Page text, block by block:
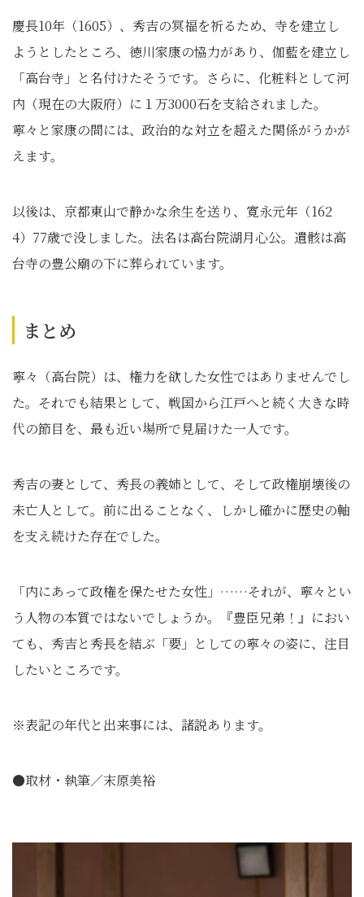
慶長10年（1605）、秀吉の冥福を祈るため、寺を建立し
ようとしたところ、徳川家康の協力があり、伽藍を建立し
「高台寺」と名付けたそうです。さらに、化粧料として河
内（現在の大阪府）に１万3000石を支給されました。
寧々と家康の間には、政治的な対立を超えた関係がうかが
えます。
以後は、京都東山で静かな余生を送り、寛永元年（162
4）77歳で没しました。法名は高台院湖月心公。遺骸は高
台寺の豊公廟の下に葬られています。
まとめ
寧々（高台院）は、権力を欲した女性ではありませんでし
た。それでも結果として、戦国から江戸へと続く大きな時
代の節目を、最も近い場所で見届けた一人です。
秀吉の妻として、秀長の義姉として、そして政権崩壊後の
未亡人として。前に出ることなく、しかし確かに歴史の軸
を支え続けた存在でした。
「内にあって政権を保たせた女性」……それが、寧々とい
う人物の本質ではないでしょうか。『豊臣兄弟！』におい
ても、秀吉と秀長を結ぶ「要」としての寧々の姿に、注目
したいところです。
※表記の年代と出来事には、諸説あります。
●取材・執筆／末原美裕